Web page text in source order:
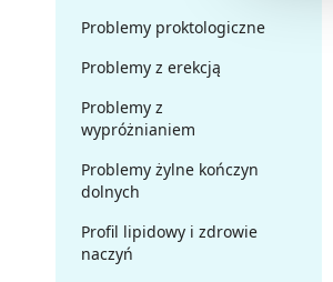
Problemy proktologiczne
Problemy z erekcją
Problemy z
wypróżnianiem
Problemy żylne kończyn
dolnych
Profil lipidowy i zdrowie
naczyń